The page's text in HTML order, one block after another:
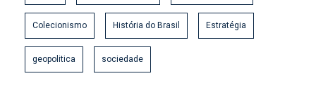
Colecionismo História do Brasil Estratégia
geopolitica sociedade